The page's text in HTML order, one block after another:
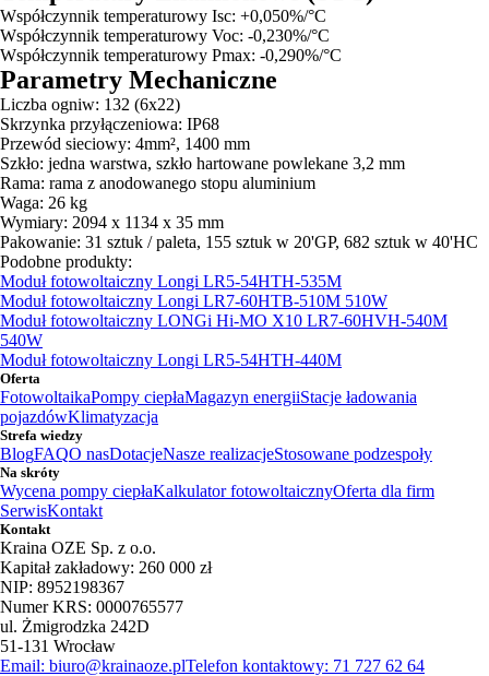
Współczynnik temperaturowy Isc: +0,050%/°C
Współczynnik temperaturowy Voc: -0,230%/°C
Współczynnik temperaturowy Pmax: -0,290%/°C
Parametry Mechaniczne
Liczba ogniw: 132 (6x22)
Skrzynka przyłączeniowa: IP68
Przewód sieciowy: 4mm², 1400 mm
Szkło: jedna warstwa, szkło hartowane powlekane 3,2 mm
Rama: rama z anodowanego stopu aluminium
Waga: 26 kg
Wymiary: 2094 x 1134 x 35 mm
Pakowanie: 31 sztuk / paleta, 155 sztuk w 20'GP, 682 sztuk w 40'HC
Podobne produkty:
Moduł fotowoltaiczny Longi LR5-54HTH-535M
Moduł fotowoltaiczny Longi LR7-60HTB-510M 510W
Moduł fotowoltaiczny LONGi Hi-MO X10 LR7-60HVH-540M
540W
Moduł fotowoltaiczny Longi LR5-54HTH-440M
Oferta
FotowoltaikaPompy ciepłaMagazyn energiiStacje ładowania
pojazdówKlimatyzacja
Strefa wiedzy
BlogFAQO nasDotacjeNasze realizacjeStosowane podzespoły
Na skróty
Wycena pompy ciepłaKalkulator fotowoltaicznyOferta dla firm
SerwisKontakt
Kontakt
Kraina OZE Sp. z o.o.
Kapitał zakładowy: 260 000 zł
NIP: 8952198367
Numer KRS: 0000765577
ul. Żmigrodzka 242D
51-131 Wrocław
Email: biuro@krainaoze.plTelefon kontaktowy: 71 727 62 64